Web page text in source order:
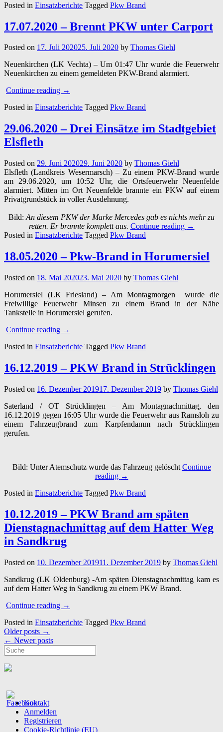
PKW
Goldenstedt”
Posted in Einsatzberichte Tagged Pkw Brand
17.07.2020 – Brennt PKW unter Carport
Posted on 17. Juli 202025. Juli 2020 by Thomas Giehl
Neuenkirchen (LK Vechta) – Um 01:47 Uhr wurde die Feuerwehr
Neuenkirchen zu einem gemeldeten PKW-Brand alarmiert.
Continue reading “17.07.2020
Brennt
unter
Carport”
→
Posted in Einsatzberichte Tagged Pkw Brand
29.06.2020 – Drei Einsätze im Stadtgebiet
Elsfleth
Posted on 29. Juni 202029. Juni 2020 by Thomas Giehl
Elsfleth (Landkreis Wesermarsch) – Zu einem PKW-Brand wurde
am 29.06.2020, um 10:52 Uhr, die Ortsfeuerwehr Neuenfelde
alarmiert. Mitten im Ort Neuenfelde brannte ein PKW auf einem
Privatgrundstück in voller Ausdehnung.
Bild: An diesem PKW der Marke Mercedes gab es nichts mehr zu
retten. Er brannte komplett aus. Continue reading
Einsätze
im
→
Posted in Einsatzberichte Tagged Pkw Brand
18.05.2020 – Pkw-Brand in Horumersiel
Posted on 18. Mai 202023. Mai 2020 by Thomas Giehl
Horumersiel (LK Friesland) – Am Montagmorgen wurde die
Freiwillige Feuerwehr Minsen zu einem Brand in der Nähe
Tankstelle in Horumersiel gerufen.
Continue reading “18.05.2020
Pkw-
Horumersiel”
→
Posted in Einsatzberichte Tagged Pkw Brand
16.12.2019 – PKW Brand in Strücklingen
Posted on 16. Dezember 201917. Dezember 2019 by Thomas Giehl
Saterland / OT Strücklingen – Am Montagnachmittag, den
16.12.2019 gegen 16:05 Uhr wurde die Feuerwehr aus Ramsloh zu
einem Fahrzeugbrand zum Karpfendamm nach Strücklingen
gerufen.
Bild: Unter Atemschutz wurde das Fahrzeug gelöscht Continue
reading “16.12.2019
PKW
in
Strücklingen”
→
Posted in Einsatzberichte Tagged Pkw Brand
10.12.2019 – PKW Brand am späten
Dienstagnachmittag auf dem Hatter Weg
in Sandkrug
Posted on 10. Dezember 201911. Dezember 2019 by Thomas Giehl
Sandkrug (LK Oldenburg) -Am späten Dienstagnachmittag kam es
auf dem Hatter Weg in Sandkrug zu einem PKW Brand.
Continue reading “10.12.2019
PKW
→
Posted in Einsatzberichte Tagged Pkw Brand
Posts
navigation
Older posts →
← Newer posts
Kontakt
Anmelden
Registrieren
Cookie-Richtlinie (EU)